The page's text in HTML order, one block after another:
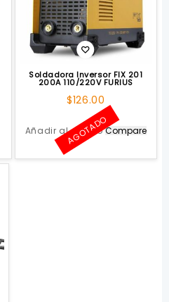
Soldadora Inversor FIX 201
200A 110/220V FURIUS
$126.00
Añadir al carrito
AGOTADOCompare